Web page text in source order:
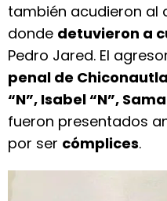
también acudieron al
donde detuvieron a
Pedro Jared. El
penal de Chiconautla
“N”, Isabel “N”,
fueron presentados
por ser cómplices.